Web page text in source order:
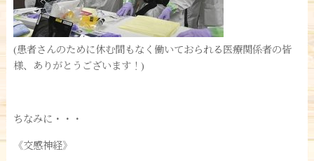
(患者さんのために休む間もなく働いておられる医療関係者の皆
様、ありがとうございます！)
ちなみに・・・
《交感神経》